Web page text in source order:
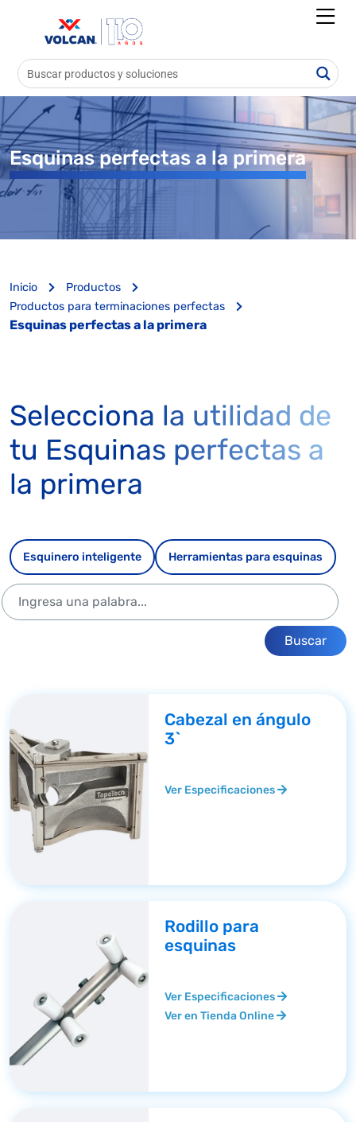
Esquinas perfectas a la primera
Inicio
Productos
Productos para terminaciones perfectas
Esquinas perfectas a la primera
Selecciona la utilidad de
tu Esquinas perfectas a
la primera
Esquinero inteligente Herramientas para esquinas
Buscar
Cabezal en ángulo
3`
Ver Especificaciones
Rodillo para
esquinas
Ver Especificaciones
Ver en Tienda Online